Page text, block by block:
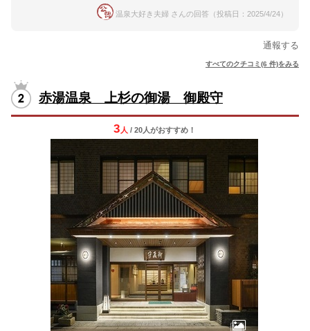
温泉大好き夫婦 さんの回答（投稿日：2025/4/24）
通報する
すべてのクチコミ(6 件)をみる
赤湯温泉 上杉の御湯 御殿守
3 人 / 20人がおすすめ！